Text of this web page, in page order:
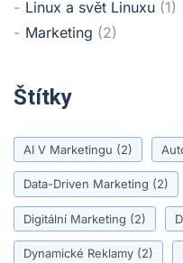
Linux a svět Linuxu (1)
Marketing (2)
Štítky
AI V Marketingu (2)
Data-Driven Marketing (2)
Digitální Marketing (2)
Dynamické Reklamy (2)